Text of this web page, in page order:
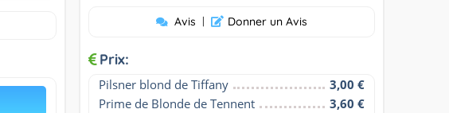
Avis | Donner un Avis
Prix:
Pilsner blond de Tiffany
3,00 €
Prime de Blonde de Tennent
3,60 €